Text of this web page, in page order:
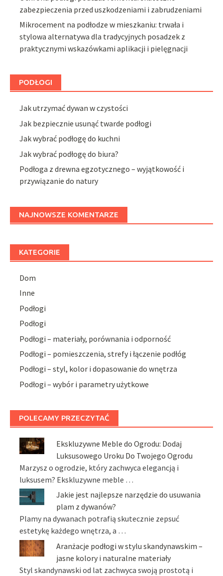
zabezpieczenia przed uszkodzeniami i zabrudzeniami
Mikrocement na podłodze w mieszkaniu: trwała i
stylowa alternatywa dla tradycyjnych posadzek z
praktycznymi wskazówkami aplikacji i pielęgnacji
PODŁOGI
Jak utrzymać dywan w czystości
Jak bezpiecznie usunąć twarde podłogi
Jak wybrać podłogę do kuchni
Jak wybrać podłogę do biura?
Podłoga z drewna egzotycznego – wyjątkowość i
przywiązanie do natury
NAJNOWSZE KOMENTARZE
KATEGORIE
Dom
Inne
Podłogi
Podłogi
Podłogi – materiały, porównania i odporność
Podłogi – pomieszczenia, strefy i łączenie podłóg
Podłogi – styl, kolor i dopasowanie do wnętrza
Podłogi – wybór i parametry użytkowe
POLECAMY PRZECZYTAĆ
Ekskluzywne Meble do Ogrodu: Dodaj
Luksusowego Uroku Do Twojego Ogrodu
Marzysz o ogrodzie, który zachwyca elegancją i
luksusem? Ekskluzywne meble …
Jakie jest najlepsze narzędzie do usuwania
plam z dywanów?
Plamy na dywanach potrafią skutecznie zepsuć
estetykę każdego wnętrza, a …
Aranżacje podłogi w stylu skandynawskim –
jasne kolory i naturalne materiały
Styl skandynawski od lat zachwyca swoją prostotą i